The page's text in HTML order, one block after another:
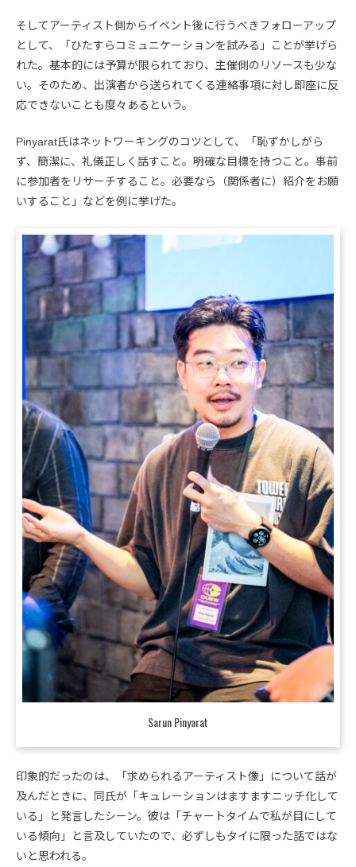
そしてアーティスト側からイベント後に行うべきフォローアップ
として、「ひたすらコミュニケーションを試みる」ことが挙げら
れた。基本的には予算が限られており、主催側のリソースも少な
い。そのため、出演者から送られてくる連絡事項に対し即座に反
応できないことも度々あるという。
Pinyarat氏はネットワーキングのコツとして、「恥ずかしがら
ず、簡潔に、礼儀正しく話すこと。明確な目標を持つこと。事前
に参加者をリサーチすること。必要なら（関係者に）紹介をお願
いすること」などを例に挙げた。
Sarun Pinyarat
印象的だったのは、「求められるアーティスト像」について話が
及んだときに、同氏が「キュレーションはますますニッチ化して
いる」と発言したシーン。彼は「チャートタイムで私が目にして
いる傾向」と言及していたので、必ずしもタイに限った話ではな
いと思われる。